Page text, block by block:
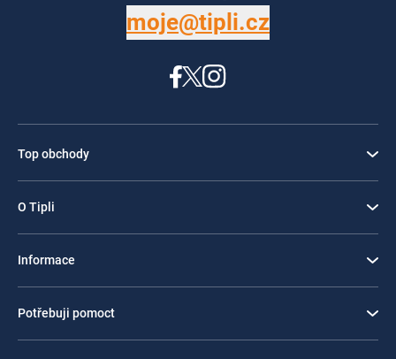
moje@tipli.cz
Top obchody
O Tipli
Informace
Potřebuji pomoct